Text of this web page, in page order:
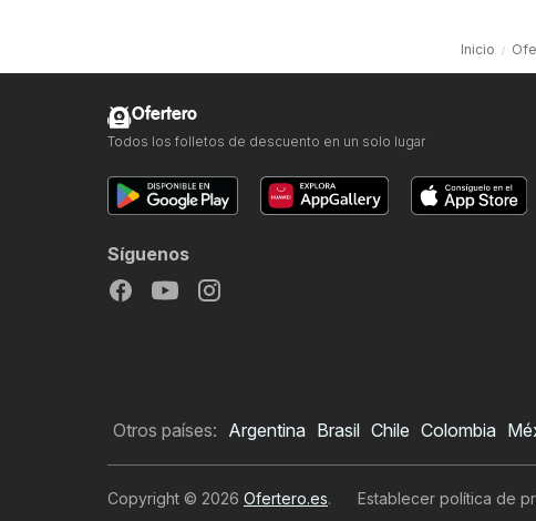
Inicio
Ofertero
Todos los folletos de descuento en un solo lugar
Síguenos
Otros países: Argentina Brasil Chile Colombia
Copyright © 2026 Ofertero.es. Establecer política de